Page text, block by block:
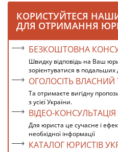
КОРИСТУЙТЕСЯ
ДЛЯ ОТРИМАННЯ
БЕЗКОШТОВНА
Швидку відповідь на Ваш
зорієнтуватися в подальших
ОГОЛОСІТЬ ВЛАСНИЙ
Та отримаєте вигідну
з усієї України.
ВІДЕО-КОНСУЛЬТАЦІЯ
Для юриста це сучасне і
необхідної інформації
КАТАЛОГ ЮРИСТІВ